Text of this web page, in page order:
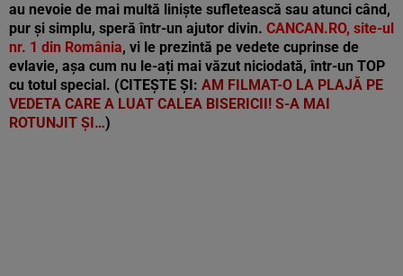
au nevoie de mai multă liniște sufletească sau atunci când,
pur și simplu, speră într-un ajutor divin. CANCAN.RO, site-ul
nr. 1 din România, vi le prezintă pe vedete cuprinse de
evlavie, așa cum nu le-ați mai văzut niciodată, într-un TOP
cu totul special. (CITEȘTE ȘI: AM FILMAT-O LA PLAJĂ PE
VEDETA CARE A LUAT CALEA BISERICII! S-A MAI
ROTUNJIT ȘI…)